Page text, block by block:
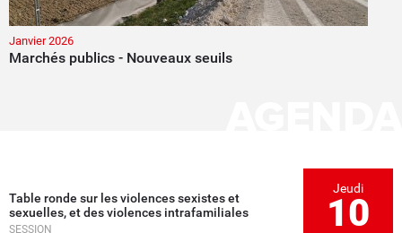
Janvier 2026
Marchés publics - Nouveaux seuils
Table ronde sur les violences sexistes et
sexuelles, et des violences intrafamiliales
SESSION
Jeudi
10